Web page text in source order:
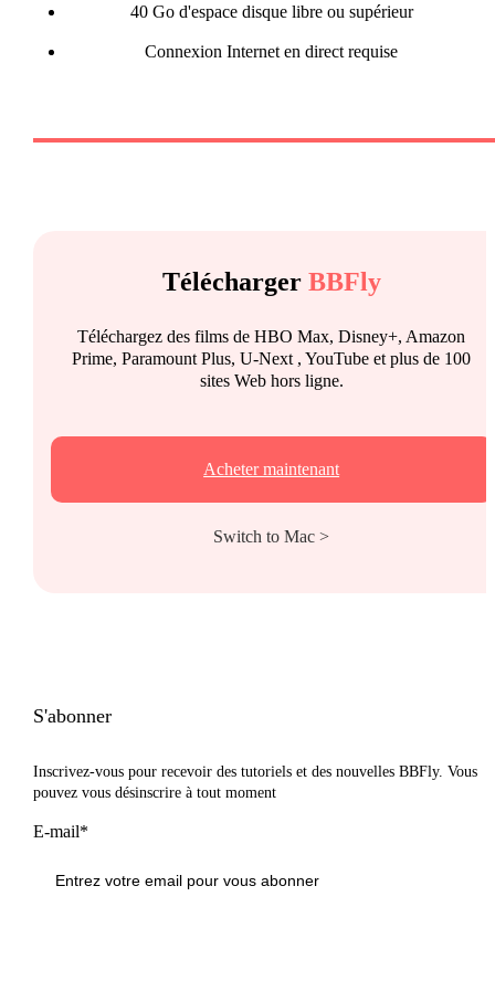
40 Go d'espace disque libre ou supérieur
Connexion Internet en direct requise
Télécharger BBFly
Téléchargez des films de HBO Max, Disney+, Amazon
Prime, Paramount Plus, U-Next , YouTube et plus de 100
sites Web hors ligne.
Acheter maintenant
Switch to Mac >
S'abonner
Inscrivez-vous pour recevoir des tutoriels et des nouvelles BBFly. Vous
pouvez vous désinscrire à tout moment
E-mail*